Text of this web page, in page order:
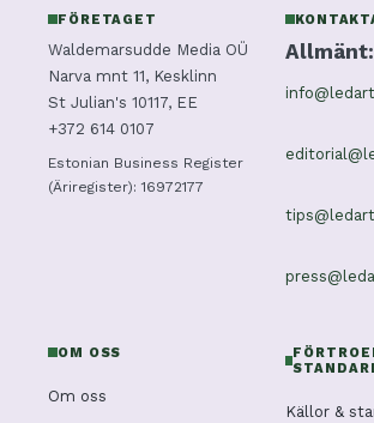
FÖRETAGET
Waldemarsudde Media OÜ
Narva mnt 11, Kesklinn
St Julian's 10117, EE
+372 614 0107
Estonian Business Register
(Äriregister): 16972177
Allmänt:
OM OSS
Om oss
Källor &